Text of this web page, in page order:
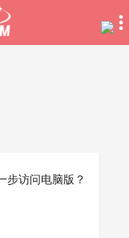
步访问电脑版？